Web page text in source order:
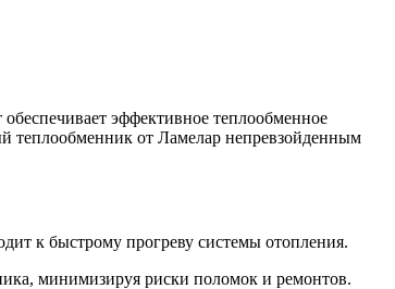
эффективное теплообменное
теплообменник от Ламелар непревзойденным
к быстрому прогреву системы отопления.
минимизируя риски поломок и ремонтов.